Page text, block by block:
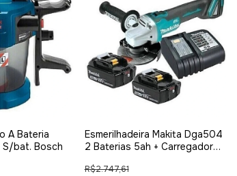
A Bateria
S/bat. Bosch
Esmerilhadeira Makita Dga504
2 Baterias 5ah + Carregador
R$2.747,61